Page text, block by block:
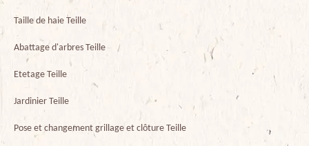
Taille de haie Teille
Abattage d'arbres Teille
Etetage Teille
Jardinier Teille
Pose et changement grillage et clôture Teille